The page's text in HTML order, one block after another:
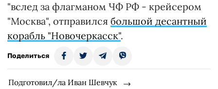
"вслед за флагманом ЧФ РФ - крейсером
"Москва", отправился большой десантный
корабль "Новочеркасск".
Поделиться
Подготовил/ла Иван Шевчук